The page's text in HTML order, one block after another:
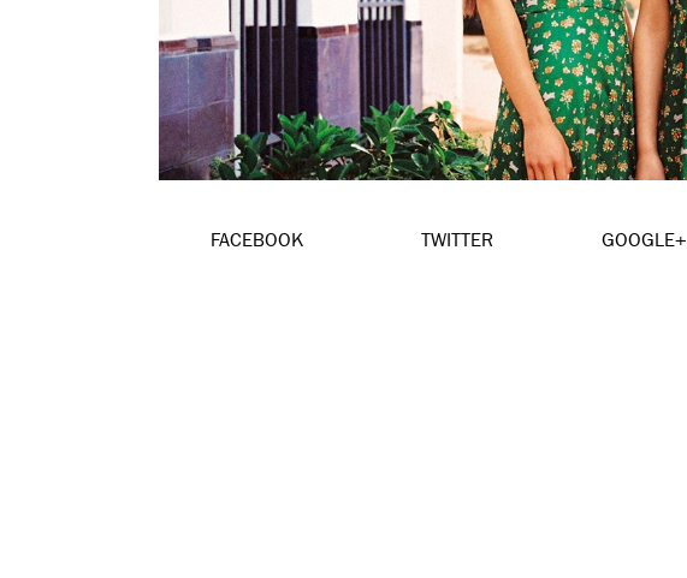
FACEBOOK TWITTER GOOGLE+